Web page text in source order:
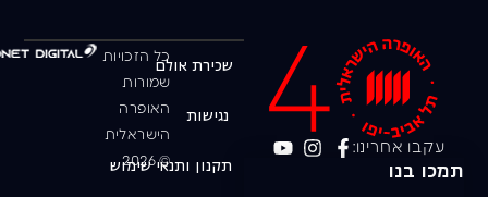
עקבו אחרינו:
תמכו בנו
כל הזכויות
שמורות
האופרה
הישראלית
© 2026
שכירת אולם
נגישות
תקנון ותנאי שימוש